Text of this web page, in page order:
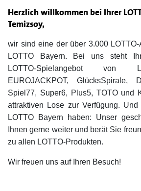
Herzlich willkommen bei Ihrer
Temizsoy,
wir sind eine der über 3.000
LOTTO Bayern. Bei uns steht
LOTTO-Spielangebot von
EUROJACKPOT, GlücksSpirale,
Spiel77, Super6, Plus5, TOTO und
attraktiven Lose zur Verfügung.
LOTTO Bayern haben: Unser
Ihnen gerne weiter und berät Sie
zu allen LOTTO-Produkten.
Wir freuen uns auf Ihren Besuch!